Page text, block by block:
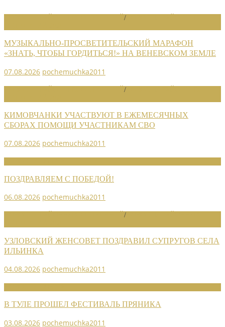
/
МУЗЫКАЛЬНО-ПРОСВЕТИТЕЛЬСКИЙ МАРАФОН
«ЗНАТЬ, ЧТОБЫ ГОРДИТЬСЯ!» НА ВЕНЕВСКОМ ЗЕМЛЕ
07.08.2026 pochemuchka2011
/
КИМОВЧАНКИ УЧАСТВУЮТ В ЕЖЕМЕСЯЧНЫХ
СБОРАХ ПОМОЩИ УЧАСТНИКАМ СВО
07.08.2026 pochemuchka2011
ПОЗДРАВЛЯЕМ С ПОБЕДОЙ!
06.08.2026 pochemuchka2011
/
УЗЛОВСКИЙ ЖЕНСОВЕТ ПОЗДРАВИЛ СУПРУГОВ СЕЛА
ИЛЬИНКА
04.08.2026 pochemuchka2011
В ТУЛЕ ПРОШЕЛ ФЕСТИВАЛЬ ПРЯНИКА
03.08.2026 pochemuchka2011